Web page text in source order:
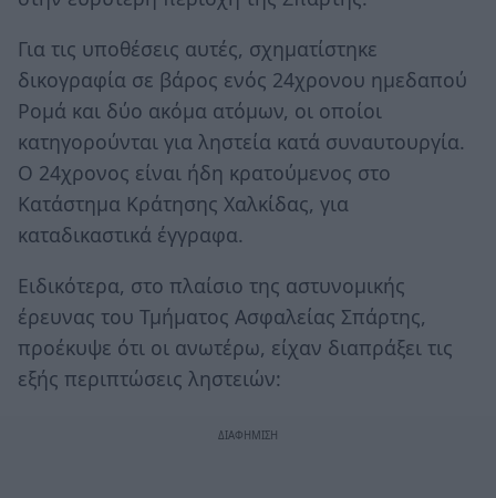
Για τις υποθέσεις αυτές, σχηματίστηκε
δικογραφία σε βάρος ενός 24χρονου ημεδαπού
Ρομά και δύο ακόμα ατόμων, οι οποίοι
κατηγορούνται για ληστεία κατά συναυτουργία.
Ο 24χρονος είναι ήδη κρατούμενος στο
Κατάστημα Κράτησης Χαλκίδας, για
καταδικαστικά έγγραφα.
Ειδικότερα, στο πλαίσιο της αστυνομικής
έρευνας του Τμήματος Ασφαλείας Σπάρτης,
προέκυψε ότι οι ανωτέρω, είχαν διαπράξει τις
εξής περιπτώσεις ληστειών: